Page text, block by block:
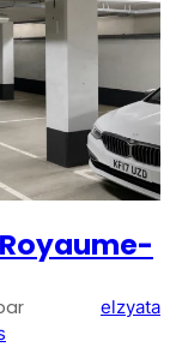
elzyata